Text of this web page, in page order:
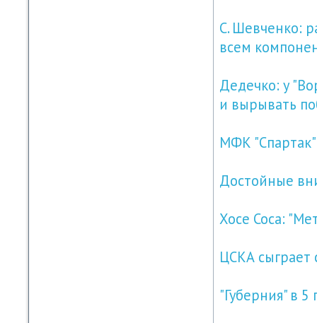
С. Шевченко:
всем
Дедечко: у
и вырывать
МФК "Спартак"
Достойные
Хосе Соса:
ЦСКА сыграет
"Губерния" в